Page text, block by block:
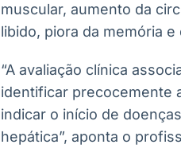
muscular, aumento da
libido, piora da memória
“A avaliação clínica
identificar precocemente
indicar o início de
hepática”, aponta o